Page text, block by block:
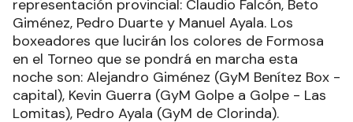
representación provincial: Claudio Falcón, Beto
Giménez, Pedro Duarte y Manuel Ayala. Los
boxeadores que lucirán los colores de Formosa
en el Torneo que se pondrá en marcha esta
noche son: Alejandro Giménez (GyM Benítez Box -
capital), Kevin Guerra (GyM Golpe a Golpe - Las
Lomitas), Pedro Ayala (GyM de Clorinda).